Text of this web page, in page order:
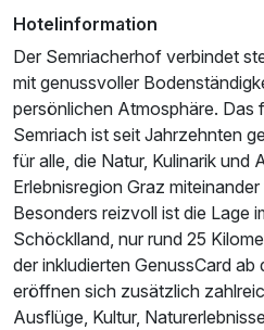
Einzelzimmer
1 Erwachsenen und 1 Kind
Ausstattung
Zusatznächte
Für 3 Tage
Hotelinformation
Der Semriacherhof verbindet
mit genussvoller
persönlichen Atmosphäre. Das
Semriach ist seit Jahrzehnten
für alle, die Natur, Kulinarik und
Erlebnisregion Graz
Besonders reizvoll ist die Lage
Schöcklland, nur rund 25
der inkludierten GenussCard
eröffnen sich zusätzlich
Ausflüge, Kultur,